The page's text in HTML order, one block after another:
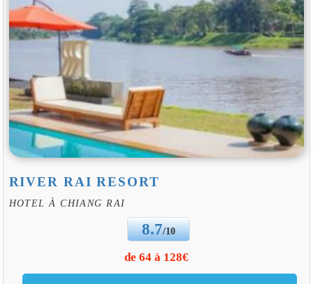
RIVER RAI RESORT
HOTEL À CHIANG RAI
8.7/10
de 64 à 128€